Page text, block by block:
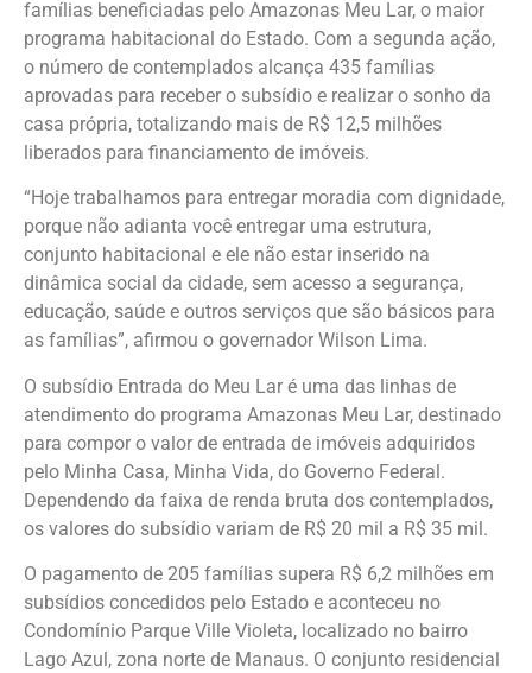
famílias beneficiadas pelo Amazonas Meu Lar, o maior
programa habitacional do Estado. Com a segunda ação,
o número de contemplados alcança 435 famílias
aprovadas para receber o subsídio e realizar o sonho da
casa própria, totalizando mais de R$ 12,5 milhões
liberados para financiamento de imóveis.
“Hoje trabalhamos para entregar moradia com dignidade,
porque não adianta você entregar uma estrutura,
conjunto habitacional e ele não estar inserido na
dinâmica social da cidade, sem acesso a segurança,
educação, saúde e outros serviços que são básicos para
as famílias”, afirmou o governador Wilson Lima.
O subsídio Entrada do Meu Lar é uma das linhas de
atendimento do programa Amazonas Meu Lar, destinado
para compor o valor de entrada de imóveis adquiridos
pelo Minha Casa, Minha Vida, do Governo Federal.
Dependendo da faixa de renda bruta dos contemplados,
os valores do subsídio variam de R$ 20 mil a R$ 35 mil.
O pagamento de 205 famílias supera R$ 6,2 milhões em
subsídios concedidos pelo Estado e aconteceu no
Condomínio Parque Ville Violeta, localizado no bairro
Lago Azul, zona norte de Manaus. O conjunto residencial